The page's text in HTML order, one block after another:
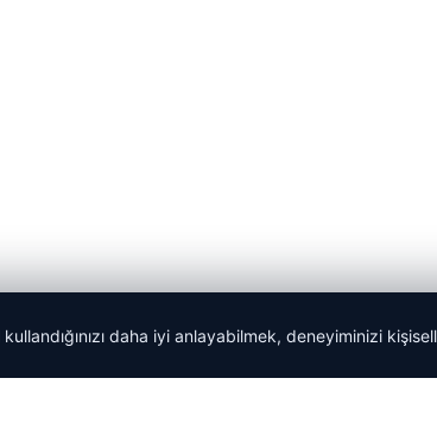
Gündem Haberleri
kullandığınızı daha iyi anlayabilmek, deneyiminizi